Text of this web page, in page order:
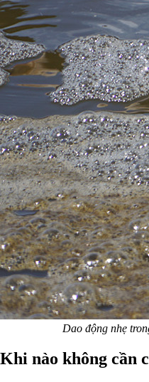
Dao động nhẹ
Khi nào không cần